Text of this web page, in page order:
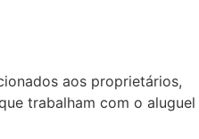
aos proprietários,
trabalham com o aluguel